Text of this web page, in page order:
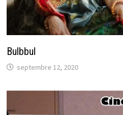
Bulbbul
septembre 12, 2020